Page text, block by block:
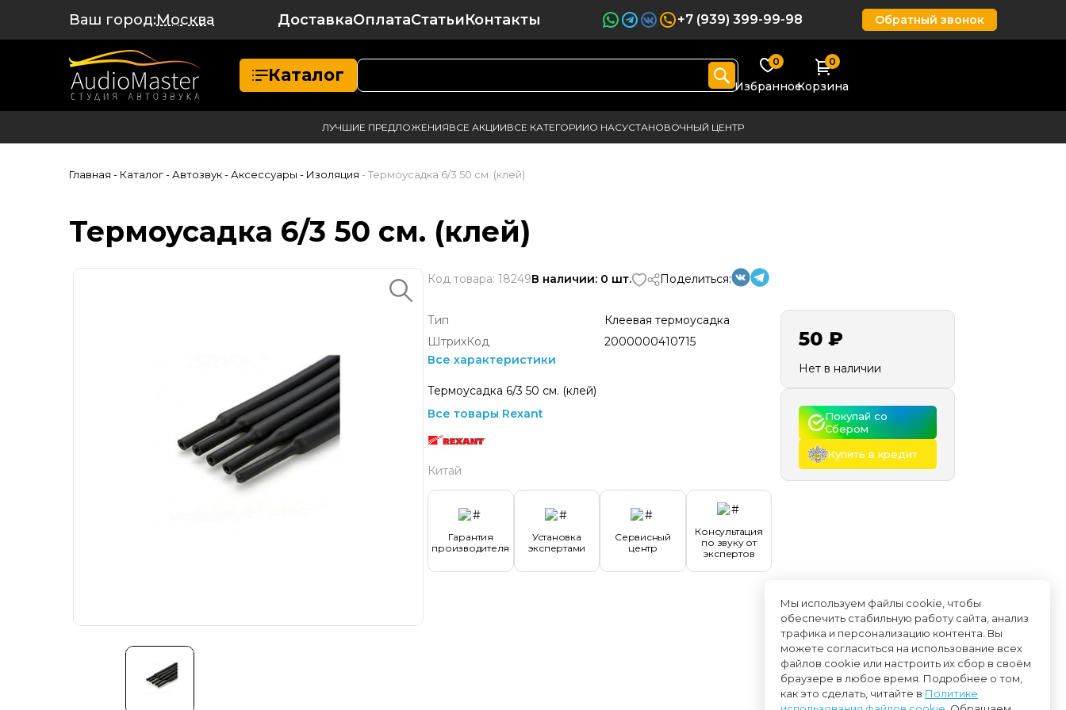
Ваш город:Москва ДоставкаОплатаСтатьиКонтакты +7 (939) 399-99-98 Обратный звонок
Каталог
0
Избранное
0
Корзина
ЛУЧШИЕ ПРЕДЛОЖЕНИЯВСЕ АКЦИИВСЕ КАТЕГОРИИО НАСУСТАНОВОЧНЫЙ ЦЕНТР
Главная - Каталог- Автозвук- Аксессуары - Изоляция - Термоусадка 6/3 50 см. (клей)
Термоусадка 6/3 50 см. (клей)
Код товара: 18249В наличии: 0 шт. Поделиться:
Тип
Клеевая термоусадка
ШтрихКод
2000000410715
Все характеристики
Термоусадка 6/3 50 см. (клей)
Все товары Rexant
Китай
Гарантия
производителя
Установка
экспертами
Сервисный
центр
Консультация
по звуку от
экспертов
50 ₽
Нет в наличии
Покупай со
Сбером
Купить в кредит
Мы используем файлы cookie, чтобы
обеспечить стабильную работу сайта, анализ
трафика и персонализацию контента. Вы
можете согласиться на использование всех
файлов cookie или настроить их сбор в своём
браузере в любое время. Подробнее о том,
как это сделать, читайте в Политике